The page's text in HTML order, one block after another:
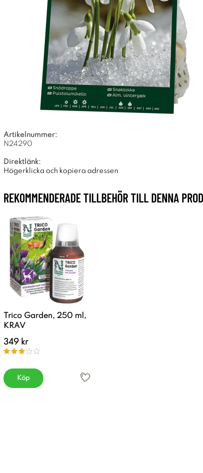
Artikelnummer:
N24290
Direktlänk:
Högerklicka och kopiera adressen
REKOMMENDERADE TILLBEHÖR TILL DENNA
Trico Garden, 250 ml,
KRAV
349 kr
Köp